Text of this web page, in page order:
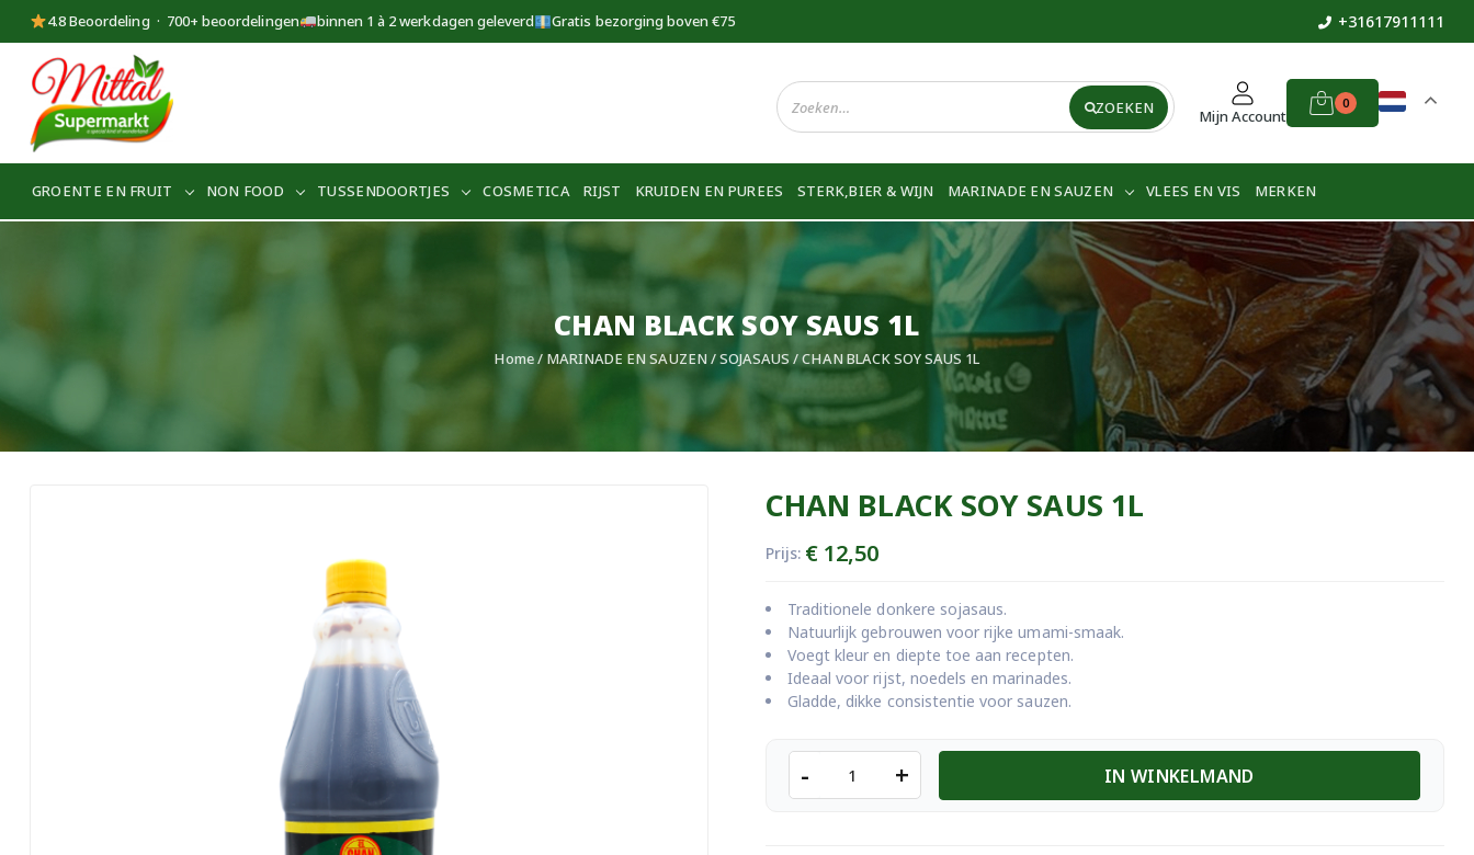
4.8 Beoordeling · 700+ beoordelingen binnen 1 à 2 werkdagen geleverd Gratis bezorging boven €75 +31617911111
Supermarkt
Mittal
ZOEKEN Mijn Account
0
GROENTE EN FRUIT NON FOOD TUSSENDOORTJES COSMETICA RIJST KRUIDEN EN PUREES STERK,BIER & WIJN MARINADE EN SAUZEN VLEES EN VIS MERKEN
CHAN BLACK SOY SAUS 1L
Home/ MARINADE EN SAUZEN /SOJASAUS / CHAN BLACK SOY SAUS 1L
CHAN BLACK SOY SAUS 1L
Prijs: € 12,50
Traditionele donkere sojasaus.
Natuurlijk gebrouwen voor rijke umami-smaak.
Voegt kleur en diepte toe aan recepten.
Ideaal voor rijst, noedels en marinades.
Gladde, dikke consistentie voor sauzen.
BLACK
- + IN WINKELMAND